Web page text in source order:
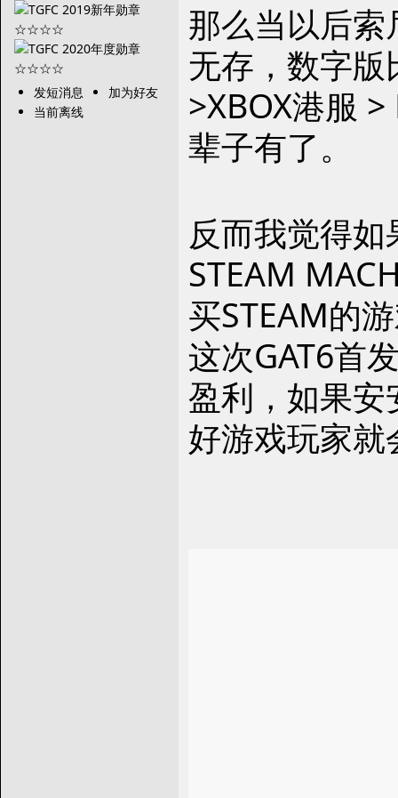
发短消息
加为好友
当前离线
那么当以后
无存，数字版
>XBOX港服
辈子有了。
反而我觉得
STEAM
买STEAM的
这次GAT6首
盈利，如果
好游戏玩家